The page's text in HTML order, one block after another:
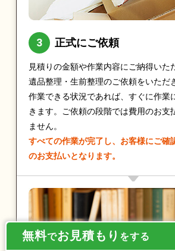
正式にご依頼
見積りの金額や作業内容にご納得いた
遺品整理・生前整理のご依頼をいただ
作業できる状況であれば、すぐに作業
きます。ご依頼の段階では費用のお支
ません。
すべての作業が完了し、お客様にご確
のお支払いとなります。
無料でお見積もり をする